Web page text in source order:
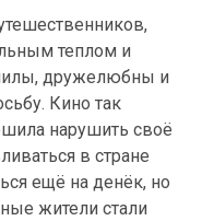
теплом и
дружелюбны и
Кино так
нарушить своё
в стране
ещё на денёк, но
жители стали